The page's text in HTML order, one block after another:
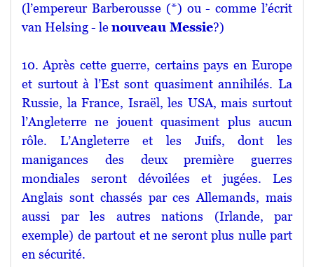
(l’empereur Barberousse (*) ou - comme l’écrit
van Helsing - lenouveau Messie?)
10. Après cette guerre, certains pays en Europe
et surtout à l’Est sont quasiment annihilés. La
Russie, la France, Israël, les USA, mais surtout
l’Angleterre ne jouent quasiment plus aucun
rôle. L’Angleterre et les Juifs, dont les
manigances des deux première guerres
mondiales seront dévoilées et jugées. Les
Anglais sont chassés par ces Allemands, mais
aussi par les autres nations (Irlande, par
exemple) de partout et ne seront plus nulle part
en sécurité.